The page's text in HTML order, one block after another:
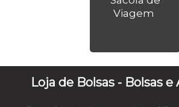
Viagem
Loja de Bolsas - Bolsas e